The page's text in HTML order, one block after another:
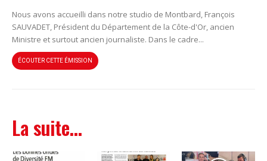
Nous avons accueilli dans notre studio de Montbard, François
SAUVADET, Président du Département de la Côte-d'Or, ancien
Ministre et surtout ancien journaliste. Dans le cadre...
ÉCOUTER CETTE ÉMISSION
La suite...